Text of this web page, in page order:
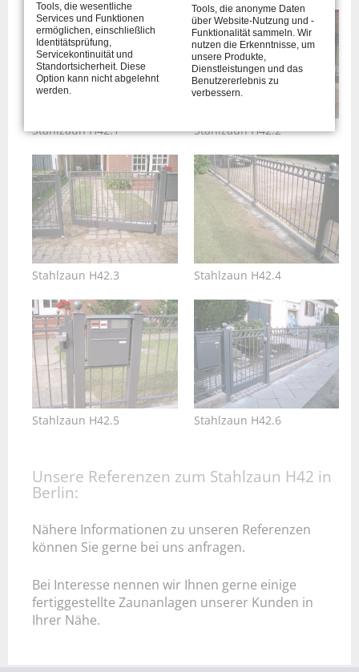
Stahlzaun H42.1 Stahlzaun H42.2
Stahlzaun H42.3 Stahlzaun H42.4
Stahlzaun H42.5 Stahlzaun H42.6
Unsere Referenzen zum Stahlzaun H42 in
Berlin:
Nähere Informationen zu unseren Referenzen
können Sie gerne bei uns anfragen.
Bei Interesse nennen wir Ihnen gerne einige
fertiggestellte Zaunanlagen unserer Kunden in
Ihrer Nähe.
Tools, die wesentliche
Services und Funktionen
ermöglichen, einschließlich
Identitätsprüfung,
Servicekontinuität und
Standortsicherheit. Diese
Option kann nicht abgelehnt
werden.
Tools, die anonyme Daten
über Website-Nutzung und -
Funktionalität sammeln. Wir
nutzen die Erkenntnisse, um
unsere Produkte,
Dienstleistungen und das
Benutzererlebnis zu
verbessern.